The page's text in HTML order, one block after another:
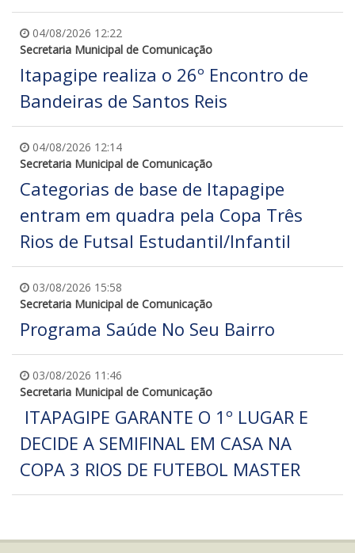
04/08/2026 12:22
Secretaria Municipal de Comunicação
Itapagipe realiza o 26º Encontro de
Bandeiras de Santos Reis
04/08/2026 12:14
Secretaria Municipal de Comunicação
Categorias de base de Itapagipe
entram em quadra pela Copa Três
Rios de Futsal Estudantil/Infantil
03/08/2026 15:58
Secretaria Municipal de Comunicação
Programa Saúde No Seu Bairro
03/08/2026 11:46
Secretaria Municipal de Comunicação
ITAPAGIPE GARANTE O 1º LUGAR E
DECIDE A SEMIFINAL EM CASA NA
COPA 3 RIOS DE FUTEBOL MASTER